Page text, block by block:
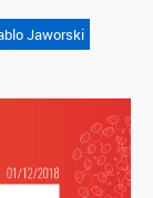
Jaworski